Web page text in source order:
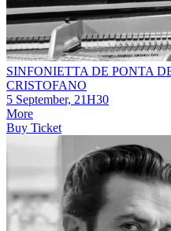
SINFONIETTA DE PONTA
CRISTOFANO
5 September, 21H30
More
Buy Ticket